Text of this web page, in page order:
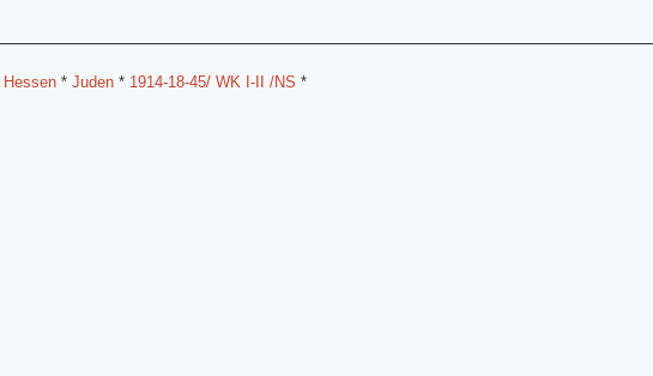
Hessen * Juden * 1914-18-45/ WK I-II /NS *